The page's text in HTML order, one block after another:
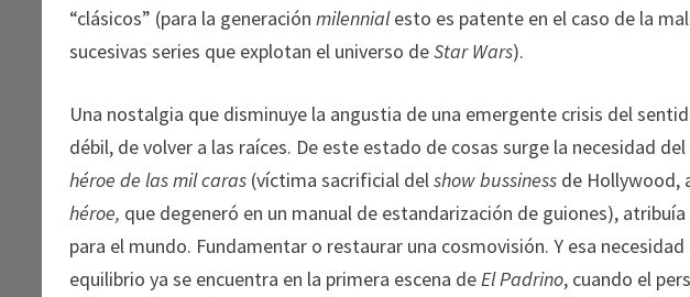
“clásicos” (para la generaciónmilennialesto es patente en el caso de la
sucesivas series que explotan el universo deStar Wars).
Una nostalgia que disminuye la angustia de una emergente crisis del
débil, de volver a las raíces. De este estado de cosas surge la necesidad
héroe de las mil caras (víctima sacrificial delshow bussiness de Hollywood,
héroe, que degeneró en un manual de estandarización de guiones),
para el mundo. Fundamentar o restaurar una cosmovisión. Y esa
equilibrio ya se encuentra en la primera escena deEl Padrino, cuando el